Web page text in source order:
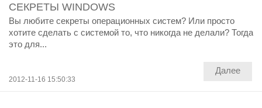
СЕКРЕТЫ WINDOWS
Вы любите секреты операционных систем? Или просто
хотите сделать с системой то, что никогда не делали? Тогда
это для...
2012-11-16 15:50:33
Далее